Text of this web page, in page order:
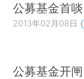
公募基金首
2013年02月08日
公募基金开闸